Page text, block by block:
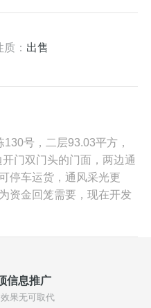
质： 出售
号，二层93.03平方，
门双门头的门面，两边通
停车运货，通风采光更
资金回笼需要，现在开发
信息推广
果无可取代